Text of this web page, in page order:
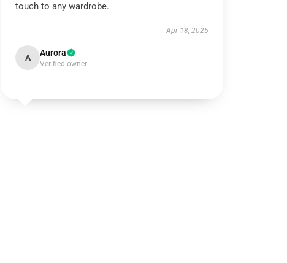
touch to any wardrobe.
Apr 18, 2025
A Aurora
Verified owner